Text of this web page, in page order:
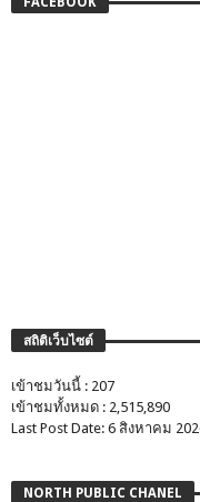
สถิติเว็บไซต์
เข้าชมวันนี้ : 207
เข้าชมทั้งหมด : 2,515,890
Last Post Date: 6 สิงหาคม
NORTH PUBLIC CHANEL